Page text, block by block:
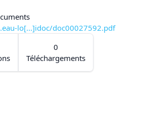
lo[...]idoc/doc00027592.pdf
0
Téléchargements